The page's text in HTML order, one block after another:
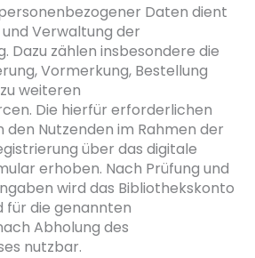
Daten dient
Verwaltung der
Dazu zählen insbesondere die
Vormerkung, Bestellung
weiteren
Die hierfür erforderlichen
Nutzenden im Rahmen der
über das digitale
erhoben. Nach Prüfung und
wird das Bibliothekskonto
die genannten
Abholung des
nutzbar.